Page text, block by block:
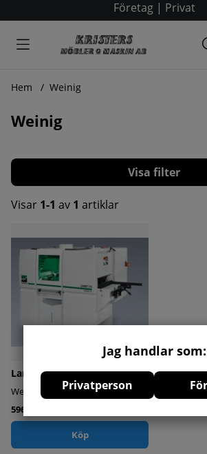
Jag handlar som:
Privatperson
Företag| Privat
Hem Weinig
Weinig
Filtrera
Visar 1-1 av 1 artiklar
Lamellsåg UniRip 310
Weinig
596000 kr
Köp